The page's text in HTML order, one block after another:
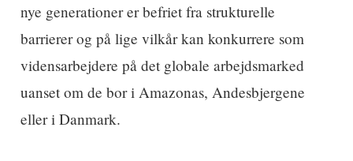
nye generationer er befriet fra strukturelle
barrierer og på lige vilkår kan konkurrere som
vidensarbejdere på det globale arbejdsmarked
uanset om de bor i Amazonas, Andesbjergene
eller i Danmark.